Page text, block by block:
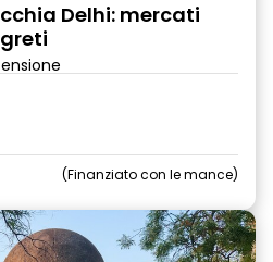
Delhi: mercati
Finanziato con le mance